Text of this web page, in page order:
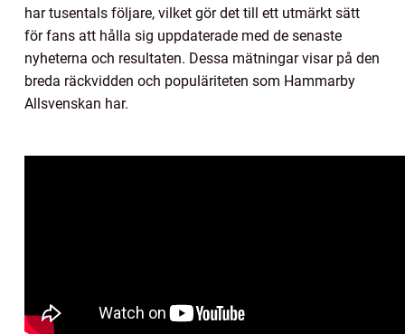
har tusentals följare, vilket gör det till ett utmärkt sätt
för fans att hålla sig uppdaterade med de senaste
nyheterna och resultaten. Dessa mätningar visar på den
breda räckvidden och populäriteten som Hammarby
Allsvenskan har.